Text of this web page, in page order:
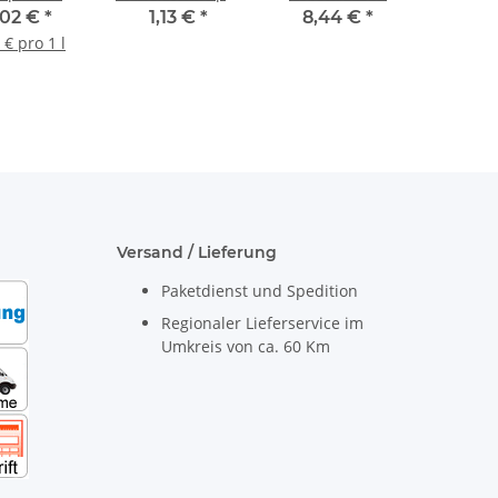
€ *
€ pro 1 l
doppelseitige
1,13 € *
hart mit Bügel
8,44 € *
Versand / Lieferung
Paketdienst und Spedition
Regionaler Lieferservice im
Umkreis von ca. 60 Km